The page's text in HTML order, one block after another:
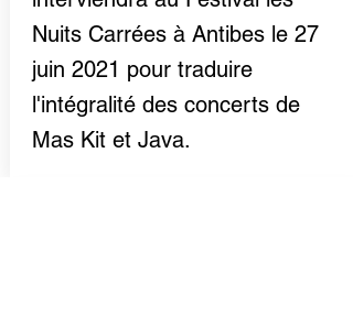
Nuits Carrées à Antibes le 27
juin 2021 pour traduire
l'intégralité des concerts de
Mas Kit et Java.